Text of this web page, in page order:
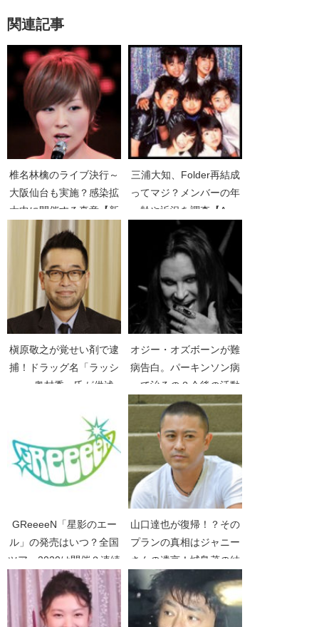
関連記事
椎名林檎のライブ決行～
大阪仙台も実施？感染拡
大中に開催する真意【新
型コロナウイルス】【東
京事変】
三浦大知、Folder再結成
ってマジ？メンバーの年
齢や近況を調査【A-
Studio】【満島ひかり】
槇原敬之が覚せい剤で逮
捕！ドラッグ名「ラッシ
ュ」奥村秀一氏が供述
められない違法薬物】
オジー・オズボーンが難
病告白。パーキンソン病
って治るの？今後の活動
が気になる【Ozzy
Osbourne】
GReeeeN「星影のエー
ル」の発売はいつ？全国
ツアー2020は開催？連続
テレビ小説主題歌と「ら
じるラボ」出演情報【新
型コロナウイルス】
山口達也が復帰！？その
プランの真相はジャニー
さんの遺言！城島茂の結
婚式で披露か【TOKIO】
【東スポ】